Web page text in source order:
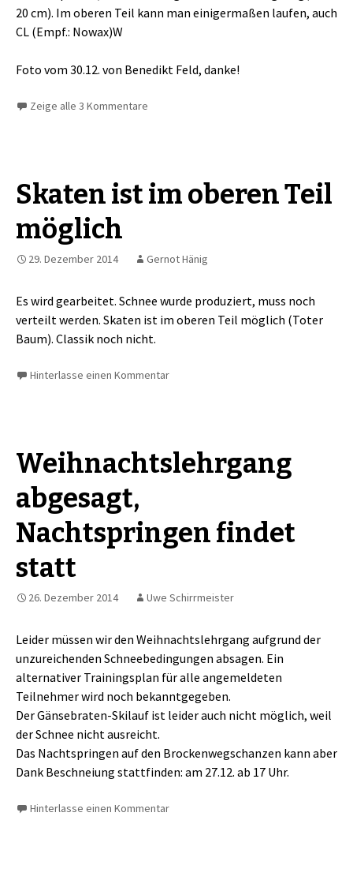
20 cm). Im oberen Teil kann man einigermaßen laufen, auch
CL (Empf.: Nowax)W
Foto vom 30.12. von Benedikt Feld, danke!
Zeige alle 3 Kommentare
Skaten ist im oberen Teil
möglich
29. Dezember 2014 Gernot Hänig
Es wird gearbeitet. Schnee wurde produziert, muss noch
verteilt werden. Skaten ist im oberen Teil möglich (Toter
Baum). Classik noch nicht.
Hinterlasse einen Kommentar
Weihnachtslehrgang
abgesagt,
Nachtspringen findet
statt
26. Dezember 2014 Uwe Schirrmeister
Leider müssen wir den Weihnachtslehrgang aufgrund der
unzureichenden Schneebedingungen absagen. Ein
alternativer Trainingsplan für alle angemeldeten
Teilnehmer wird noch bekanntgegeben.
Der Gänsebraten-Skilauf ist leider auch nicht möglich, weil
der Schnee nicht ausreicht.
Das Nachtspringen auf den Brockenwegschanzen kann aber
Dank Beschneiung stattfinden: am 27.12. ab 17 Uhr.
Hinterlasse einen Kommentar